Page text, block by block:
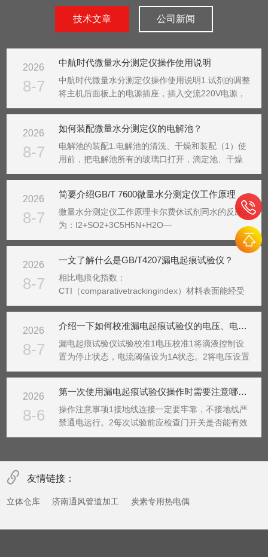
技术文章 公司新闻
2026
8-7
中航时代微量水分测定仪操作使用说明
中航时代微量水分测定仪操作使用说明1.试剂的调整
将主机后面板上的电源插座，插入交流220V电源，
按下电源开关。主机电源接通，液晶屏亮显示实验界
态，仪器提示准备就绪，可以准备试验。（图六）图
六（1...
2026
8-7
如何装配微量水分测定仪的电解池？
电解池的装配1.电解池的清洗、干燥和装配（1）使
用前，把电解池所有的玻璃口打开，滴定池、干燥
管、密封塞、搅拌子可用水、甲醇或丙酮清洗，阴极
引线。（注意，阴极室、测量电极绝对不能用水清
洗，否则会造...
2026
8-7
简要介绍GB/T 7600微量水分测定仪工作原理
微量水分测定仪工作原理卡尔费休试剂同水的反应式
为：I2+SO2+3C5H5N+H2O—
→2C5H5N•HI+C5H5N•SO3……
→C5H5N•HSO4CH3…………………(2)所用试剂溶
液是由占优势的...
2026
8-7
一文了解什么是GB/T4207漏电起痕试验仪？
相比电痕化指数：
CTI（comparativetrackingindex）材料表面能经受
住50滴电解液而没有形成电痕化的最高电压值，以
滴电解液，以及经受475V，100滴电解液联合作用...
2026
8-7
介绍一下如何校准漏电起痕试验仪的电压、电流及流速
漏电起痕试验仪试验校准1电压校准1将滴液控制设
置为停止状态，电流阈值设为1A状态。2将电压设置
为600V（或其他需要校准的电压值，只能是25V的
开，将电压表的两个表笔分别接电极两端，电压表选
择AC...
2026
8-6
第一次使用漏电起痕试验仪操作时需要注意哪些？
操作注意事项1接地线连接一定要牢靠，不接地线严
禁通电运行。2每次试验前应检查门开关是否能有效
切断试验电压，严禁用其它方法短路门开关。3必须
有机玻璃门，先放电再进行试验箱内其他操作。4试
验人员应熟...
友情链接：
立体仓库 济南通风管道加工 炭素专用热电偶